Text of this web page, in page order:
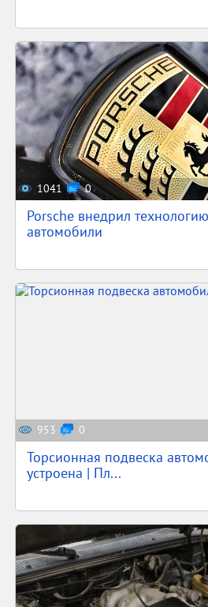
1041 0
Porsche внедрил
автомобили
953 0
Торсионная подвеска
устроена | Пл...